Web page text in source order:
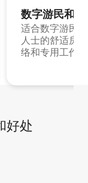
数字游民和
适合数字游民
人士的舒适房
络和专用工作
好处